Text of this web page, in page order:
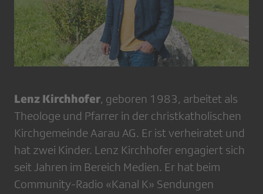
Lenz Kirchhofer, geboren 1983, arbeitet als
Theologe und Pfarrer in der christkatholischen
Kirchgemeinde Aarau AG. Er ist verheiratet und
hat zwei Kinder. Lenz Kirchhofer engagiert sich
seit Jahren im Bereich Medien. Er hat beim
Community-Radio «Kanal K» Sendungen